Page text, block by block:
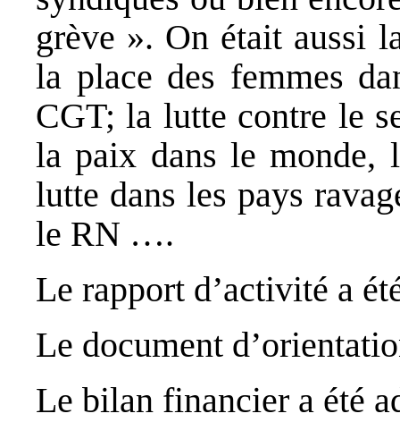
grève ». On était aussi
la place des femmes
CGT; la lutte contre le
la paix dans le monde,
lutte dans les pays
le RN ….
Le rapport d’activité a
Le document
Le bilan financier a été